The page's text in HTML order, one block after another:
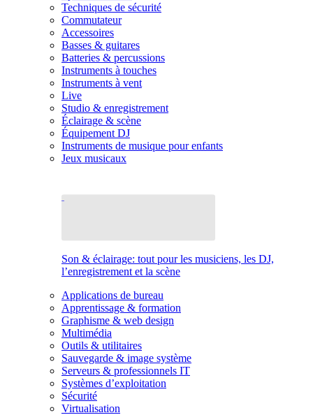
Techniques de sécurité
Commutateur
Accessoires
Basses & guitares
Batteries & percussions
Instruments à touches
Instruments à vent
Live
Studio & enregistrement
Éclairage & scène
Équipement DJ
Instruments de musique pour enfants
Jeux musicaux
Son & éclairage: tout pour les musiciens, les DJ,
l’enregistrement et la scène
Applications de bureau
Apprentissage & formation
Graphisme & web design
Multimédia
Outils & utilitaires
Sauvegarde & image système
Serveurs & professionnels IT
Systèmes d’exploitation
Sécurité
Virtualisation